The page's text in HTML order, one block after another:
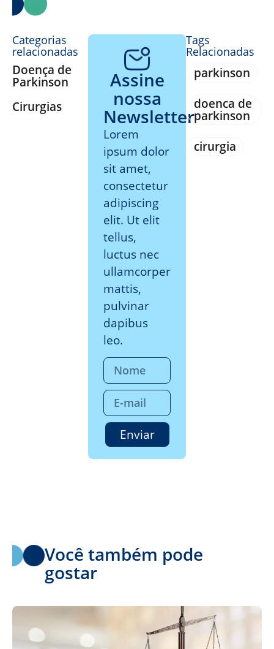
Categorias
relacionadas
Doença de
Parkinson
Cirurgias
Assine
nossa
Newsletter
Lorem
ipsum dolor
sit amet,
consectetur
adipiscing
elit. Ut elit
tellus,
luctus nec
ullamcorper
mattis,
pulvinar
dapibus
leo.
Enviar
Tags
Relacionadas
parkinson
doenca de
parkinson
cirurgia
Você também pode
gostar